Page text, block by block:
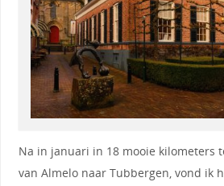
Na in januari in 18 mooie kilometers
van Almelo naar Tubbergen, vond ik